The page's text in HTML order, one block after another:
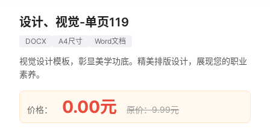
设计、视觉-单页119
DOCX A4尺寸 Word文档
视觉设计模板，彰显美学功底。精美排版设计，展现您的职业
素养。
价格： 0.00元 原价：9.99元